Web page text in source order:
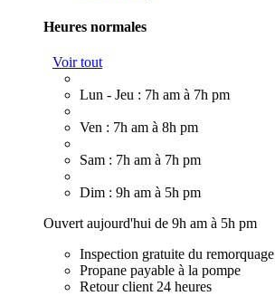
Heures normales
Voir tout
Lun - Jeu : 7h am à 7h pm
Ven : 7h am à 8h pm
Sam : 7h am à 7h pm
Dim : 9h am à 5h pm
Ouvert aujourd'hui de 9h am à 5h pm
Inspection gratuite du remorquage
Propane payable à la pompe
Retour client 24 heures